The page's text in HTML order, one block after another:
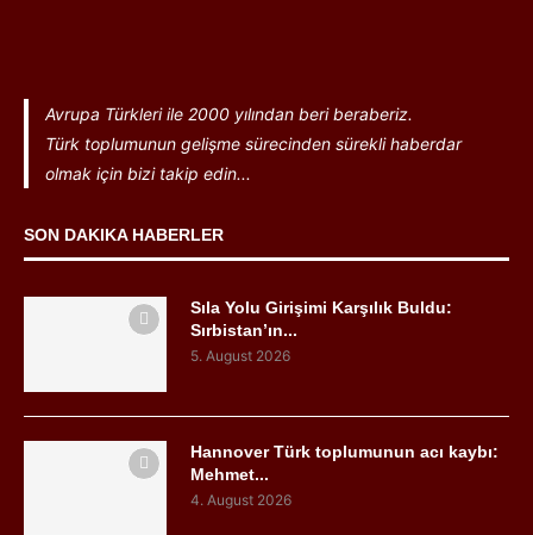
Avrupa Türkleri ile 2000 yılından beri beraberiz.
Türk toplumunun gelişme sürecinden sürekli haberdar
olmak için bizi takip edin...
SON DAKIKA HABERLER
Sıla Yolu Girişimi Karşılık Buldu:
Sırbistan’ın...
5. August 2026
Hannover Türk toplumunun acı kaybı:
Mehmet...
4. August 2026